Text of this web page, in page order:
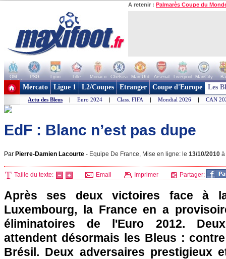
A retenir : Palmarès Coupe du
OM PSG Lyon Lille Monaco Chelsea Man Utd Arsenal Liverpool ManCity
+ de clubs
Mercato Ligue 1 L2/Coupes Etranger Coupe d'Europe Les
Actu des Bleus | Euro 2024 | Class. FIFA | Mondial 2026 | CAN
EdF : Blanc n’est pas dupe
Par Pierre-Damien Lacourte - Equipe De France, Mise en ligne: le 13/10/2010 à
Taille du texte: Email Imprimer Partager:
Après ses deux victoires face à
Luxembourg, la France en a
éliminatoires de l'Euro 2012.
attendent désormais les Bleus :
Brésil. Deux adversaires prestigieux